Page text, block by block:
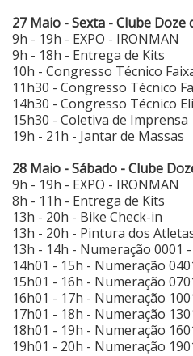
27 Maio - Sexta - Clube Doze
9h - 19h - EXPO - IRONMAN
9h - 18h - Entrega de Kits
10h - Congresso Técnico
11h30 - Congresso Técnico
14h30 - Congresso Técnico
15h30 - Coletiva de Imprensa
19h - 21h - Jantar de Massas
28 Maio - Sábado - Clube
9h - 19h - EXPO - IRONMAN
8h - 11h - Entrega de Kits
13h - 20h - Bike Check-in
13h - 20h - Pintura dos
13h - 14h - Numeração 0001
14h01 - 15h - Numeração
15h01 - 16h - Numeração
16h01 - 17h - Numeração
17h01 - 18h - Numeração
18h01 - 19h - Numeração
19h01 - 20h - Numeração